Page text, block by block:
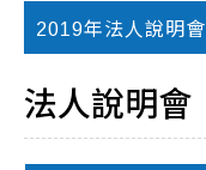
2019年法人說明會
法人說明會